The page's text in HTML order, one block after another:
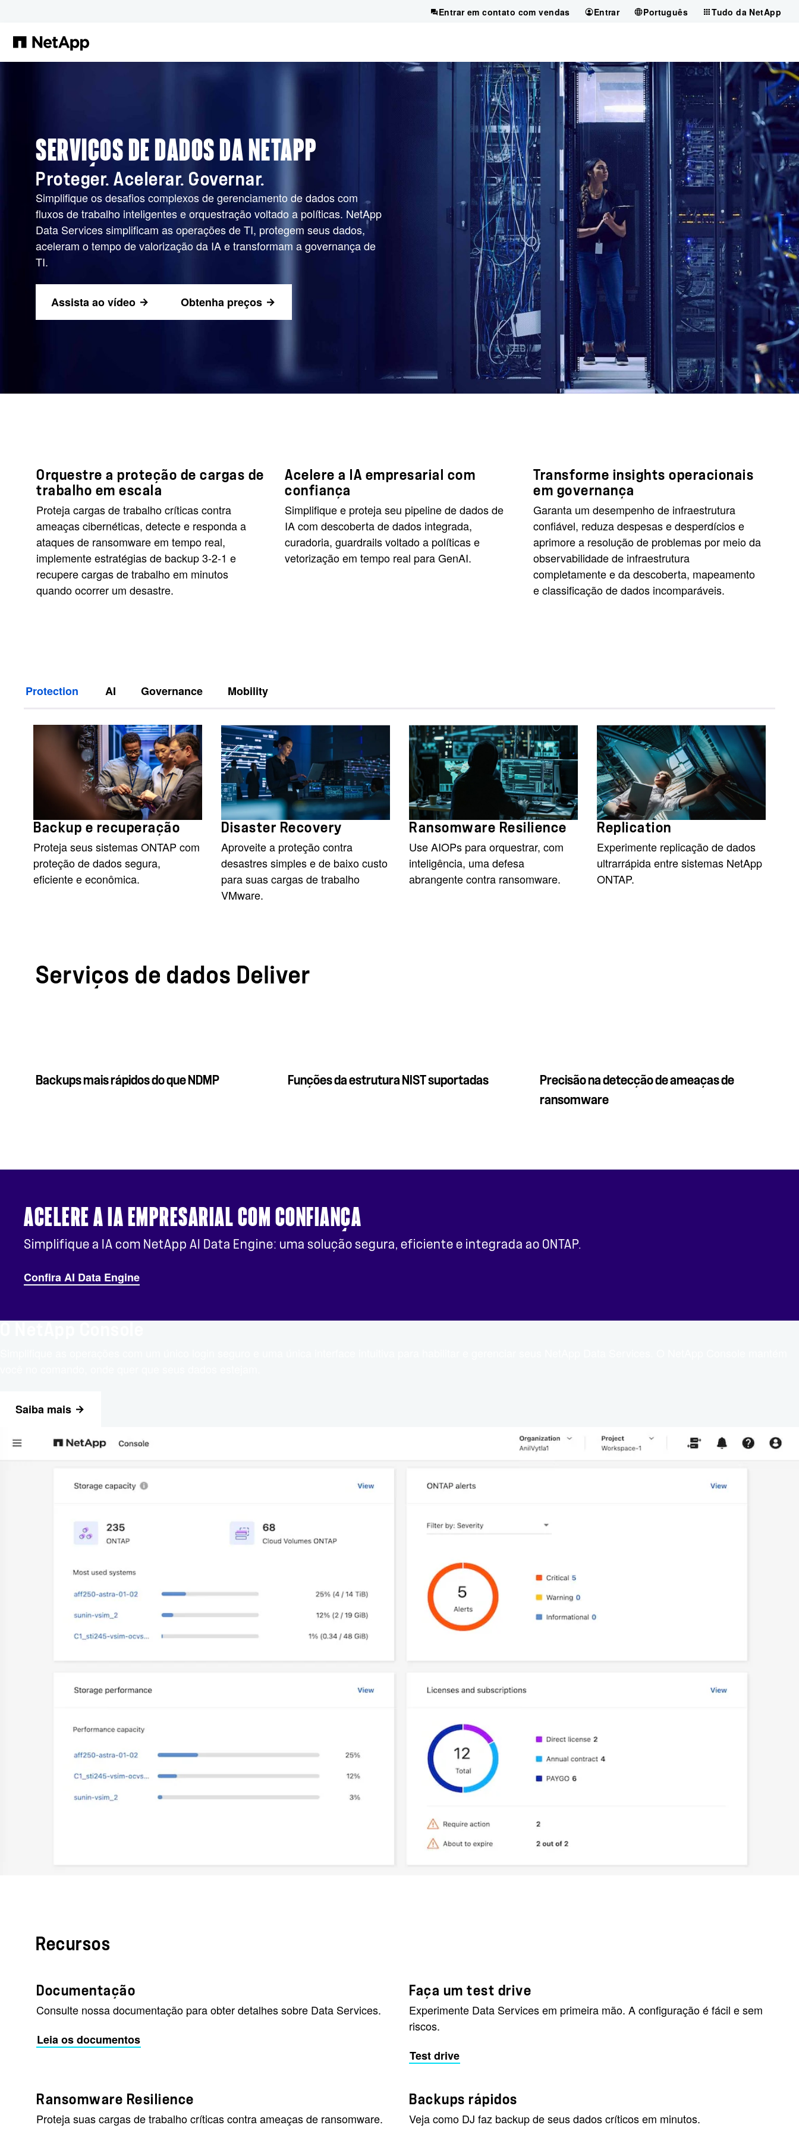
Entrar em contato com vendas Entrar Português Tudo da NetApp
SERVIÇOS DE DADOS DA NETAPP
Proteger. Acelerar. Governar.
Simplifique os desafios complexos de gerenciamento de dados com
fluxos de trabalho inteligentes e orquestração voltado a políticas. NetApp
Data Services simplificam as operações de TI, protegem seus dados,
aceleram o tempo de valorização da IA e transformam a governança de
TI.
Assista ao vídeo Obtenha preços
Orquestre a proteção de cargas de
trabalho em escala
Proteja cargas de trabalho críticas contra
ameaças cibernéticas, detecte e responda a
ataques de ransomware em tempo real,
implemente estratégias de backup 3-2-1 e
recupere cargas de trabalho em minutos
quando ocorrer um desastre.
Acelere a IA empresarial com
confiança
Simplifique e proteja seu pipeline de dados de
IA com descoberta de dados integrada,
curadoria, guardrails voltado a políticas e
vetorização em tempo real para GenAI.
Transforme insights operacionais
em governança
Garanta um desempenho de infraestrutura
confiável, reduza despesas e desperdícios e
aprimore a resolução de problemas por meio da
observabilidade de infraestrutura
completamente e da descoberta, mapeamento
e classificação de dados incomparáveis.
Protection AI Governance Mobility
Backup e recuperação
Proteja seus sistemas ONTAP com
proteção de dados segura,
eficiente e econômica.
Disaster Recovery
Aproveite a proteção contra
desastres simples e de baixo custo
para suas cargas de trabalho
VMware.
Ransomware Resilience
Use AIOPs para orquestrar, com
inteligência, uma defesa
abrangente contra ransomware.
Replication
Experimente replicação de dados
ultrarrápida entre sistemas NetApp
ONTAP.
Serviços de dados Deliver
Backups mais rápidos do que NDMP Funções da estrutura NIST suportadas
Precisão na detecção de ameaças de
ransomware
ACELERE A IA EMPRESARIAL COM CONFIANÇA
Simplifique a IA com NetApp AI Data Engine: uma solução segura, eficiente e integrada ao ONTAP.
Confira AI Data Engine
Saiba mais
Recursos
Documentação
Consulte nossa documentação para obter detalhes sobre Data Services.
Leia os documentos
Faça um test drive
Experimente Data Services em primeira mão. A configuração é fácil e sem
riscos.
Test drive
Ransomware Resilience
Proteja suas cargas de trabalho críticas contra ameaças de ransomware.
Backups rápidos
Veja como DJ faz backup de seus dados críticos em minutos.